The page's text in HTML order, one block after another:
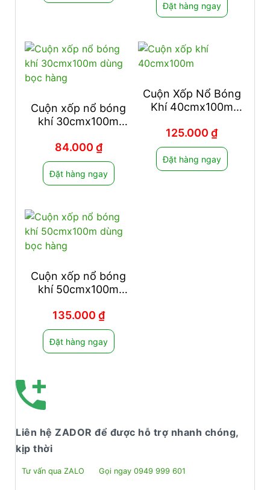
Đặt hàng ngay
Cuộn xốp nổ bóng
khí 30cmx100m
84.000 ₫
Đặt hàng ngay
Cuộn Xốp Nổ Bóng
Khí 40cmx100m
125.000 ₫
Đặt hàng ngay
Cuộn xốp nổ bóng
khí 50cmx100m
135.000 ₫
Đặt hàng ngay
Liên hệ ZADOR để được hỗ trợ nhanh chóng,
kịp thời
Tư vấn qua ZALO Gọi ngay 0949 999 601